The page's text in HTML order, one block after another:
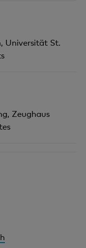
Universität St.
Zeughaus